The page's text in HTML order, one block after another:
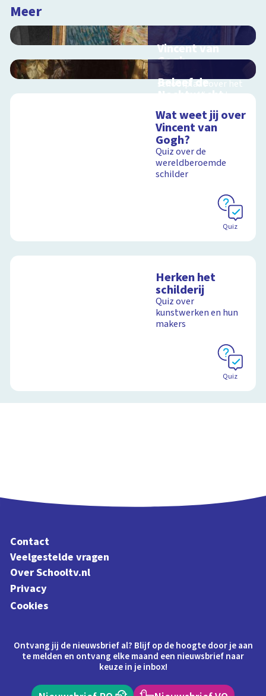
Meer
Vincent van
Gogh
Interactieve
schoolplaat over het
leven van Vincent van
Beleef de
Nachtwacht
schoolplaat over
Rembrandts
meesterwerk
Wat weet jij over
Vincent van
Gogh?
Quiz over de
wereldberoemde
schilder
Quiz
Herken het
schilderij
Quiz over
kunstwerken en hun
makers
Quiz
Contact
Veelgestelde vragen
Over Schooltv.nl
Privacy
Cookies
Ontvang jij de nieuwsbrief al? Blijf op de hoogte door je aan
te melden en ontvang elke maand een nieuwsbrief naar
keuze in je inbox!